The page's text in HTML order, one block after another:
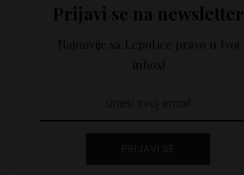
Prijavi se na newsletter
Najnovije sa Lepotice pravo u tvoj
inbox!